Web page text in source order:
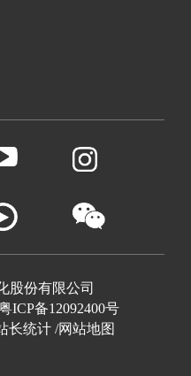
股份有限公司
ICP备12092400号
长统计/网站地图